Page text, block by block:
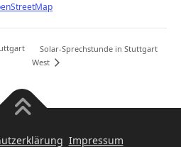
Solar-Sprechstunde in Stuttgart
West
Impressum